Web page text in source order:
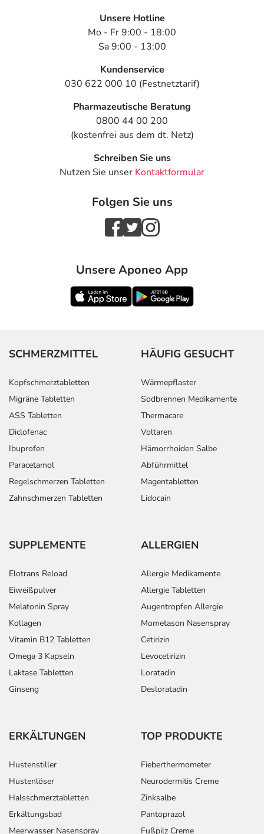
Unsere Hotline
Mo - Fr 9:00 - 18:00
Sa 9:00 - 13:00
Kundenservice
030 622 000 10 (Festnetztarif)
Pharmazeutische Beratung
0800 44 00 200
(kostenfrei aus dem dt. Netz)
Schreiben Sie uns
Nutzen Sie unser Kontaktformular
Folgen Sie uns
Unsere Aponeo App
SCHMERZMITTEL
Kopfschmerztabletten
Migräne Tabletten
ASS Tabletten
Diclofenac
Ibuprofen
Paracetamol
Regelschmerzen Tabletten
Zahnschmerzen Tabletten
HÄUFIG GESUCHT
Wärmepflaster
Sodbrennen Medikamente
Thermacare
Voltaren
Hämorrhoiden Salbe
Abführmittel
Magentabletten
Lidocain
SUPPLEMENTE
Elotrans Reload
Eiweißpulver
Melatonin Spray
Kollagen
Vitamin B12 Tabletten
Omega 3 Kapseln
Laktase Tabletten
Ginseng
ALLERGIEN
Allergie Medikamente
Allergie Tabletten
Augentropfen Allergie
Mometason Nasenspray
Cetirizin
Levocetirizin
Loratadin
Desloratadin
ERKÄLTUNGEN
Hustenstiller
Hustenlöser
Halsschmerztabletten
Erkältungsbad
Meerwasser Nasenspray
TOP PRODUKTE
Fieberthermometer
Neurodermitis Creme
Zinksalbe
Pantoprazol
Fußpilz Creme